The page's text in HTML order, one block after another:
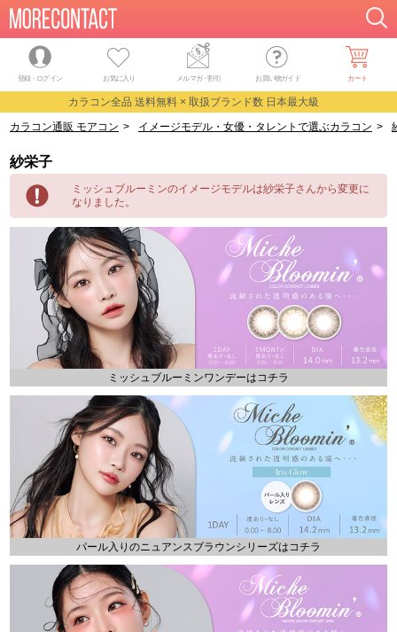
登録・ログイン お気に入り メルマガ・割引 お買い物ガイド カート
カラコン全品 送料無料 × 取扱ブランド数 日本最大級
カラコン通販 モアコン > イメージモデル・女優・タレントで選ぶカラコン >
紗栄子
ミッシュブルーミンのイメージモデルは紗栄子さんから変更に
なりました。
ミッシュブルーミンワンデーはコチラ
パール入りのニュアンスブラウンシリーズはコチラ